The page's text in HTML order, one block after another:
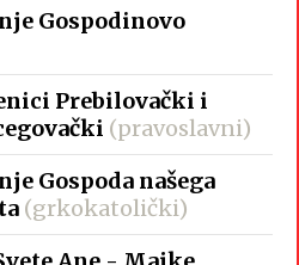
Gospodinovo
Prebilovački i
(pravoslavni)
Gospoda našega
(grkokatolički)